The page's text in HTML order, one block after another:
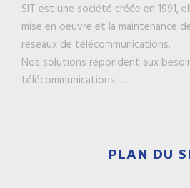
SIT est une société créée en 1991,
mise en oeuvre et la maintenance
réseaux de télécommunications.
Nos solutions répondent aux
télécommunications …
PLAN DU